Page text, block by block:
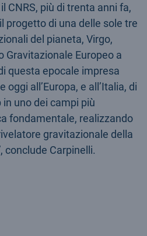
CNRS, più di trenta anni fa,
progetto di una delle sole tre
del pianeta, Virgo,
Gravitazionale Europeo a
questa epocale impresa
all’Europa, e all’Italia, di
uno dei campi più
fondamentale, realizzando
gravitazionale della
conclude Carpinelli.